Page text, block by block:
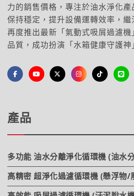
力的銷售價格，專注於油水淨化
保持穩定，提升設備運轉效率，繼
再度推出最新「氣動式吸屑過濾
品質，成功扮演「水箱健康守護神
產品
多功能 油水分離淨化循環機 (油水
高精密 超淨化過濾循環機 (懸浮物/